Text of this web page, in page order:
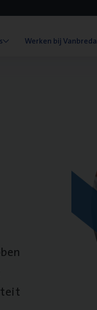
Werken bij Vanbreda